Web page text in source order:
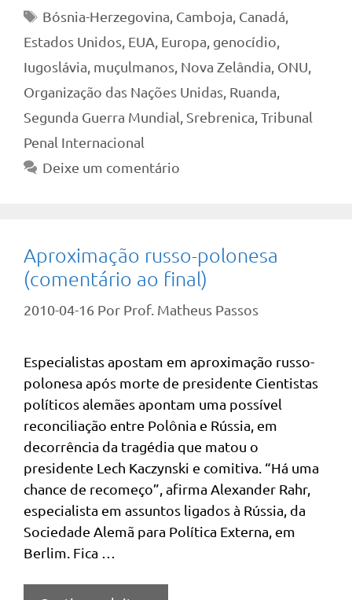
Tags
Bósnia-Herzegovina Camboja Canadá
Estados Unidos EUA Europa genocídio
Iugoslávia muçulmanos Nova Zelândia ONU
Organização das Nações Unidas Ruanda
Segunda Guerra Mundial Srebrenica Tribunal
Penal Internacional
Deixe um comentário
Aproximação russo-polonesa
(comentário ao final)
2010-04-16 Por Prof. Matheus Passos
Especialistas apostam em aproximação russo-
polonesa após morte de presidente Cientistas
políticos alemães apontam uma possível
reconciliação entre Polônia e Rússia, em
decorrência da tragédia que matou o
presidente Lech Kaczynski e comitiva. “Há uma
chance de recomeço”, afirma Alexander Rahr,
especialista em assuntos ligados à Rússia, da
Sociedade Alemã para Política Externa, em
Berlim. Fica …